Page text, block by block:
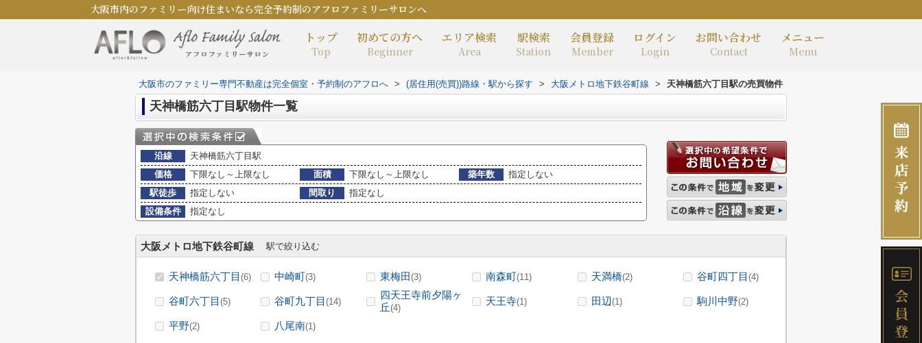
大阪市内のファミリー向け住まいなら完全予約制のアフロファミリーサロンへ
トップ
Top
初めての方へ
Beginner
エリア検索
Area
駅検索
Station
会員登録
Member
ログイン
Login
お問い合わせ
Contact
メニュー
Menu
大阪市のファミリー専門不動産は完全個室・予約制のアフロへ > (居住用(売買))路線・駅から探す > 大阪メトロ地下鉄谷町線 > 天神橋筋六丁目駅の売買物件
天神橋筋六丁目駅物件一覧
沿線
天神橋筋六丁目駅
価格
下限なし～上限なし 面積 下限なし～上限なし 築年数
指定しない
駅徒歩
指定しない 間取り
指定なし
設備条件
指定なし
大阪メトロ地下鉄谷町線 駅で絞り込む
天神橋筋六丁目 (6) 中崎町(3) 東梅田(3) 南森町(11) 天満橋(2) 谷町四丁目 (4)
谷町六丁目 (5) 谷町九丁目 (14)
四天王寺前夕陽ヶ
丘(4)
天王寺(1) 田辺(1) 駒川中野(2)
平野(2) 八尾南(1)